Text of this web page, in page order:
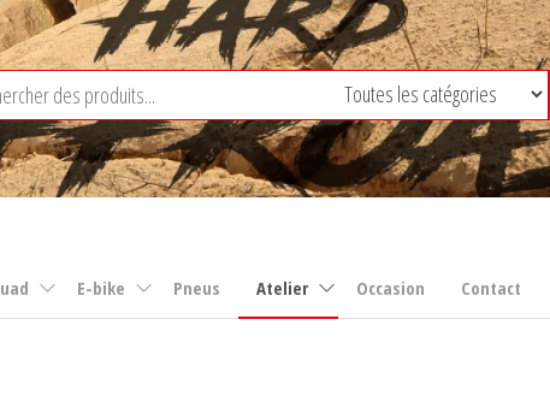
E-bike Pneus Atelier Occasion Contact